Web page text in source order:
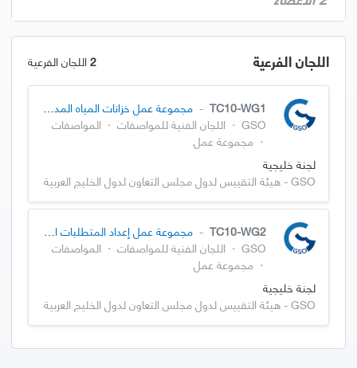
اللجان الفرعية 2اللجان الفرعية
TC10-WG1
- مجموعة عمل خزانات المياه المدفونة
GSO
· اللجان الفنية للمواصفات · المواصفات
· مجموعة عمل
لجنة خليجية
GSO - هيئة التقييس لدول مجلس التعاون لدول الخليج العربية
TC10-WG2
- مجموعة عمل إعداد المتطلبات الفنية لمشاريع محطات التحلية بأنواعها المختلفة
GSO
· اللجان الفنية للمواصفات · المواصفات
· مجموعة عمل
لجنة خليجية
GSO - هيئة التقييس لدول مجلس التعاون لدول الخليج العربية